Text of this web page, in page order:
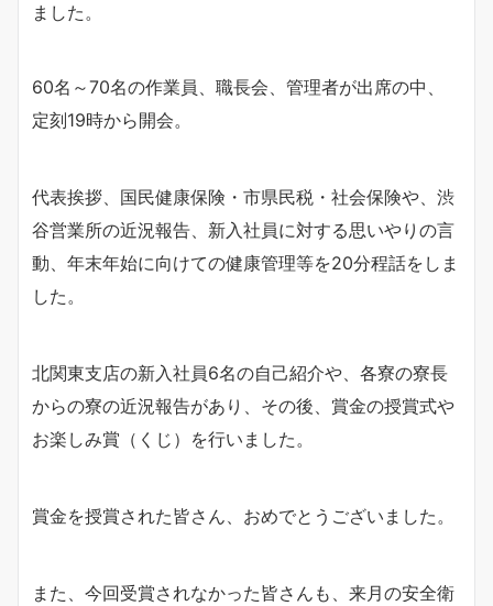
ました。
60名～70名の作業員、職長会、管理者が出席の中、
定刻19時から開会。
代表挨拶、国民健康保険・市県民税・社会保険や、渋
谷営業所の近況報告、新入社員に対する思いやりの言
動、年末年始に向けての健康管理等を20分程話をしま
した。
北関東支店の新入社員6名の自己紹介や、各寮の寮長
からの寮の近況報告があり、その後、賞金の授賞式や
お楽しみ賞（くじ）を行いました。
賞金を授賞された皆さん、おめでとうございました。
また、今回受賞されなかった皆さんも、来月の安全衛